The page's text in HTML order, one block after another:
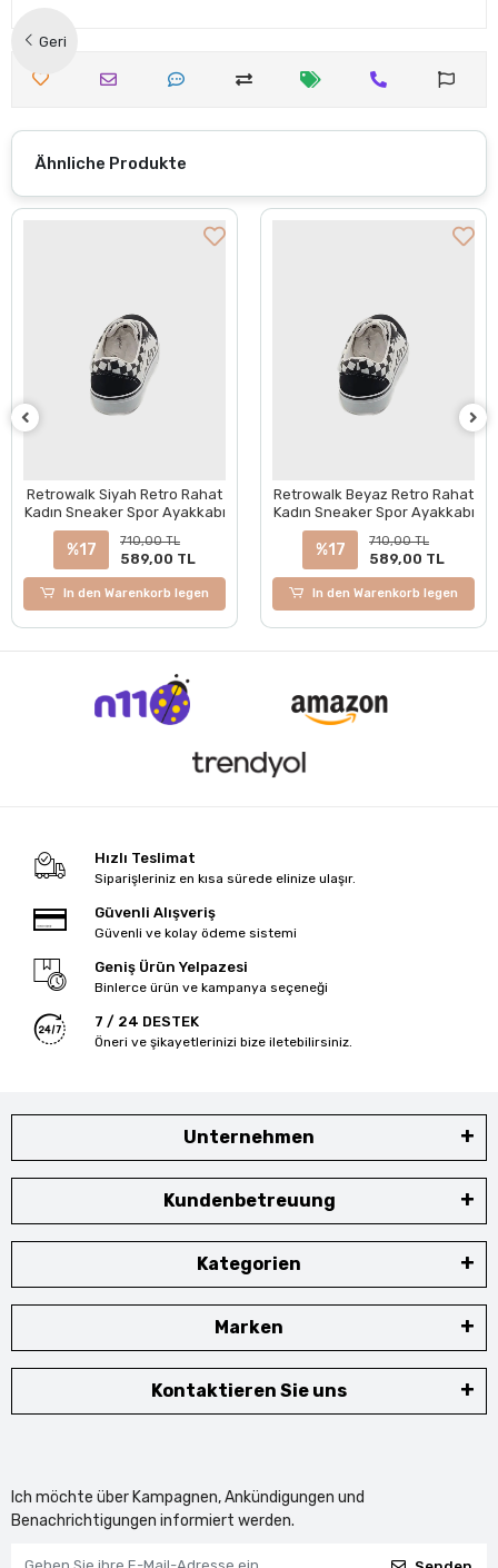
Geri
Ähnliche Produkte
Retrowalk Siyah Retro Rahat
Kadın Sneaker Spor Ayakkabı
%17 710,00 TL
589,00 TL
In den Warenkorb legen
Retrowalk Beyaz Retro Rahat
Kadın Sneaker Spor Ayakkabı
%17 710,00 TL
589,00 TL
In den Warenkorb legen
Hızlı Teslimat
Siparişleriniz en kısa sürede elinize ulaşır.
Güvenli Alışveriş
Güvenli ve kolay ödeme sistemi
Geniş Ürün Yelpazesi
Binlerce ürün ve kampanya seçeneği
7 / 24 DESTEK
Öneri ve şikayetlerinizi bize iletebilirsiniz.
Unternehmen
Kundenbetreuung
Kategorien
Marken
Kontaktieren Sie uns
Ich möchte über Kampagnen, Ankündigungen und
Benachrichtigungen informiert werden.